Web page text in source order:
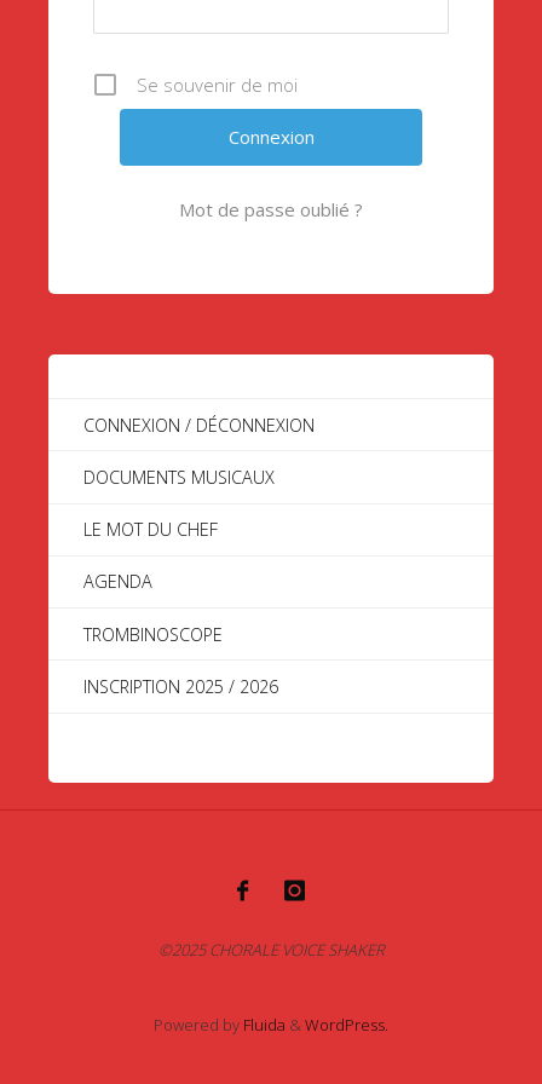
Se souvenir de moi
Mot de passe oublié ?
CONNEXION / DÉCONNEXION
DOCUMENTS MUSICAUX
LE MOT DU CHEF
AGENDA
TROMBINOSCOPE
INSCRIPTION 2025 / 2026
©2025 CHORALE VOICE SHAKER
Powered by Fluida & WordPress.